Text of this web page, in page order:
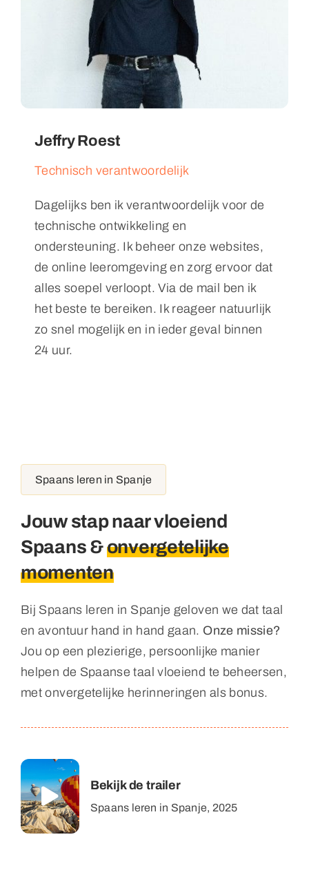
Jeffry Roest
Technisch verantwoordelijk
Dagelijks ben ik verantwoordelijk voor de
technische ontwikkeling en
ondersteuning. Ik beheer onze websites,
de online leeromgeving en zorg ervoor dat
alles soepel verloopt. Via de mail ben ik
het beste te bereiken. Ik reageer natuurlijk
zo snel mogelijk en in ieder geval binnen
24 uur.
Spaans leren in Spanje
Jouw stap naar vloeiend
Spaans &onvergetelijke
momenten
Bij Spaans leren in Spanje geloven we dat taal
en avontuur hand in hand gaan. Onze missie?
Jou op een plezierige, persoonlijke manier
helpen de Spaanse taal vloeiend te beheersen,
met onvergetelijke herinneringen als bonus.
Bekijk de trailer
Spaans leren in Spanje, 2025